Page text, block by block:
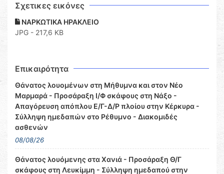
Σχετικες εικόνες
ΝΑΡΚΩΤΙΚΑ ΗΡΑΚΛΕΙΟ
JPG - 217,6 KB
Επικαιρότητα
Θάνατος λουομένων στη Μήθυμνα και στον Νέο
Μαρμαρά - Προσάραξη Ι/Φ σκάφους στη Νάξο -
Απαγόρευση απόπλου Ε/Γ-Δ/Ρ πλοίου στην Κέρκυρα -
Σύλληψη ημεδαπών στο Ρέθυμνο - Διακομιδές
ασθενών
08/08/26
Θάνατος λουόμενης στα Χανιά - Προσάραξη Θ/Γ
σκάφους στη Λευκίμμη - Σύλληψη ημεδαπού στην